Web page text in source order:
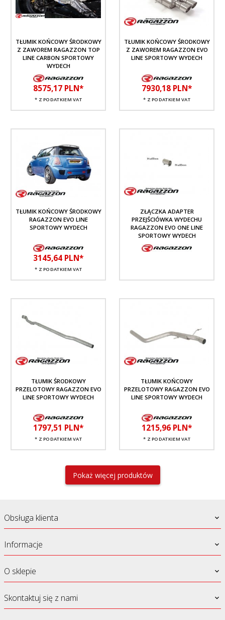
TŁUMIK KOŃCOWY ŚRODKOWY
Z ZAWOREM RAGAZZON TOP
LINE CARBON SPORTOWY
WYDECH
8575,17 PLN*
* Z PODATKIEM VAT
TŁUMIK KOŃCOWY ŚRODKOWY
Z ZAWOREM RAGAZZON EVO
LINE SPORTOWY WYDECH
7930,18 PLN*
* Z PODATKIEM VAT
TŁUMIK KOŃCOWY ŚRODKOWY
RAGAZZON EVO LINE
SPORTOWY WYDECH
3145,64 PLN*
* Z PODATKIEM VAT
ZŁĄCZKA ADAPTER
PRZEJŚCIÓWKA WYDECHU
RAGAZZON EVO ONE LINE
SPORTOWY WYDECH
TŁUMIK ŚRODKOWY
PRZELOTOWY RAGAZZON EVO
LINE SPORTOWY WYDECH
1797,51 PLN*
* Z PODATKIEM VAT
TŁUMIK KOŃCOWY
PRZELOTOWY RAGAZZON EVO
LINE SPORTOWY WYDECH
1215,96 PLN*
* Z PODATKIEM VAT
Pokaż więcej produktów
Obsługa klienta
Informacje
O sklepie
Skontaktuj się z nami